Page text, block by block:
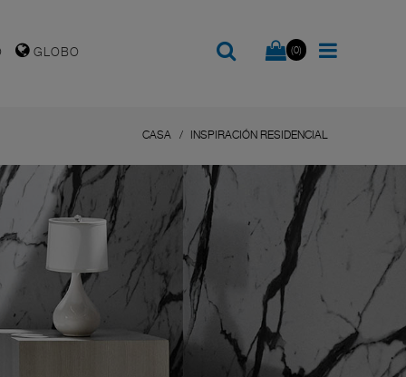
GLOBO (0)
CASA INSPIRACIÓN RESIDENCIAL